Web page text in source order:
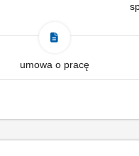
umowa o pracę